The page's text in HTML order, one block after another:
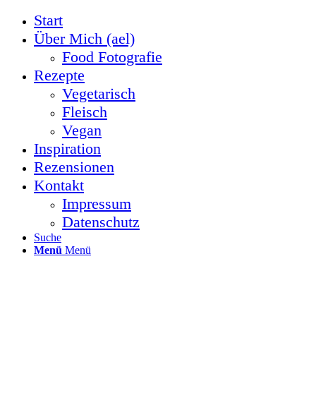
Start
Über Mich (ael)
Food Fotografie
Rezepte
Vegetarisch
Fleisch
Vegan
Inspiration
Rezensionen
Kontakt
Impressum
Datenschutz
Suche
Menü Menü